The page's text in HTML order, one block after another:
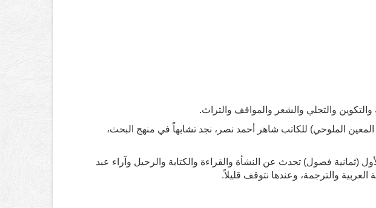
والتجلي والشعر والمواقف والتراث.
المعين الملوحي) للكاتب شاهر أحمد نصر، نجد تشابهاً في منهج البحث،
فصول) تحدث عن النشأة والقراءة والكتابة والرحيل وآراء عبد
العربية والترجمة، وعندها نتوقف قليلاً.